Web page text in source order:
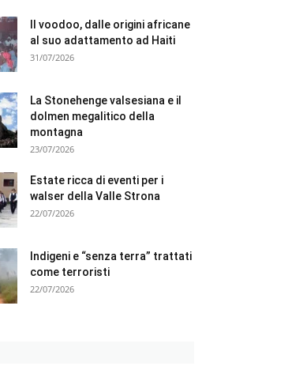
Il voodoo, dalle origini africane
al suo adattamento ad Haiti
31/07/2026
La Stonehenge valsesiana e il
dolmen megalitico della
montagna
23/07/2026
Estate ricca di eventi per i
walser della Valle Strona
22/07/2026
Indigeni e “senza terra” trattati
come terroristi
22/07/2026